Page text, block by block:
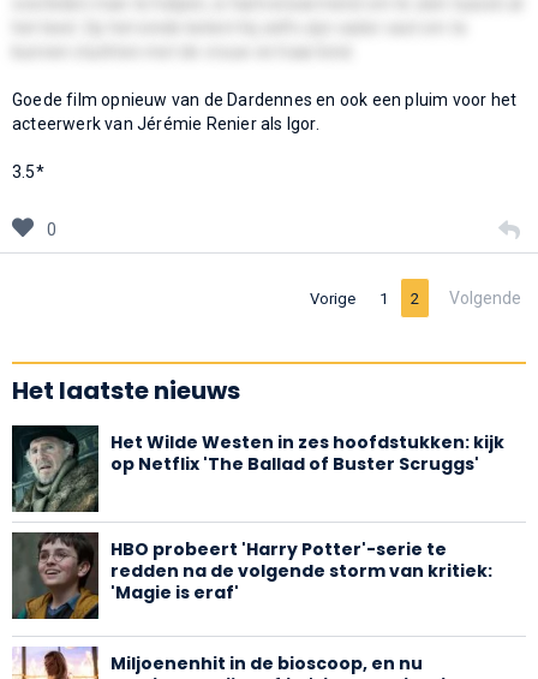
Goede film opnieuw van de Dardennes en ook een pluim voor het
acteerwerk van Jérémie Renier als Igor.
3.5*
0
Vorige 1 2 Volgende
Het laatste nieuws
Het Wilde Westen in zes hoofdstukken: kijk
op Netflix 'The Ballad of Buster Scruggs'
HBO probeert 'Harry Potter'-serie te
redden na de volgende storm van kritiek:
'Magie is eraf'
Miljoenenhit in de bioscoop, en nu